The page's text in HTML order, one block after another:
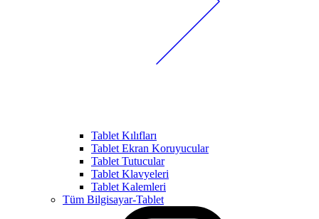
Tablet Kılıfları
Tablet Ekran Koruyucular
Tablet Tutucular
Tablet Klavyeleri
Tablet Kalemleri
Tüm Bilgisayar-Tablet